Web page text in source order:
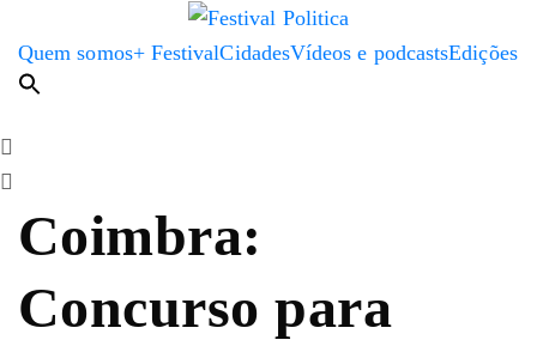
Quem somos+ FestivalCidadesVídeos e podcastsEdições
Coimbra:
Concurso para